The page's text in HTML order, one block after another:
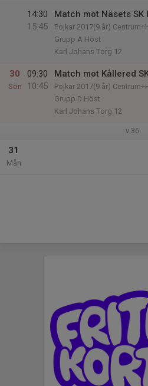
14:30
15:45
Match mot Näsets SK
Pojkar 2017(9 år)
Grupp A Höst
Karl Johans Torg 12
30
Sön
09:30
10:45
Match mot Kållered
Pojkar 2017(9 år)
Grupp D Höst
Karl Johans Torg 12
v.36
31
Mån